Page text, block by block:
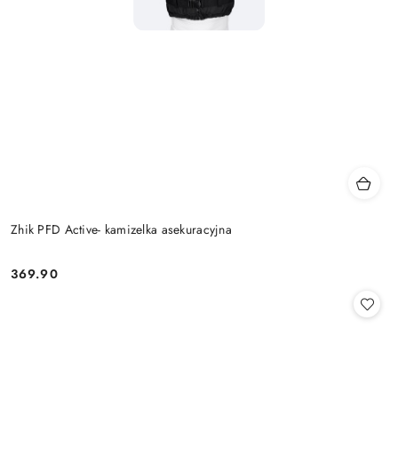
Zhik PFD Active- kamizelka asekuracyjna
Cena:
369.90